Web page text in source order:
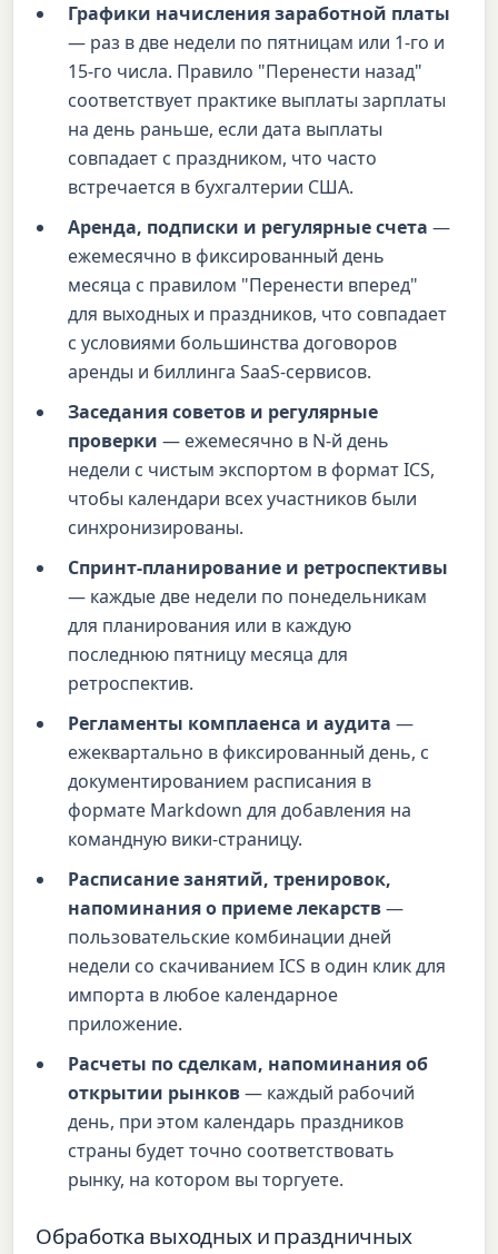
Графики начисления заработной платы
— раз в две недели по пятницам или 1-го и
15-го числа. Правило "Перенести назад"
соответствует практике выплаты зарплаты
на день раньше, если дата выплаты
совпадает с праздником, что часто
встречается в бухгалтерии США.
Аренда, подписки и регулярные счета —
ежемесячно в фиксированный день
месяца с правилом "Перенести вперед"
для выходных и праздников, что совпадает
с условиями большинства договоров
аренды и биллинга SaaS-сервисов.
Заседания советов и регулярные
проверки — ежемесячно в N-й день
недели с чистым экспортом в формат ICS,
чтобы календари всех участников были
синхронизированы.
Спринт-планирование и ретроспективы
— каждые две недели по понедельникам
для планирования или в каждую
последнюю пятницу месяца для
ретроспектив.
Регламенты комплаенса и аудита —
ежеквартально в фиксированный день, с
документированием расписания в
формате Markdown для добавления на
командную вики-страницу.
Расписание занятий, тренировок,
напоминания о приеме лекарств—
пользовательские комбинации дней
недели со скачиванием ICS в один клик для
импорта в любое календарное
приложение.
Расчеты по сделкам, напоминания об
открытии рынков— каждый рабочий
день, при этом календарь праздников
страны будет точно соответствовать
рынку, на котором вы торгуете.
Обработка выходных и праздничных